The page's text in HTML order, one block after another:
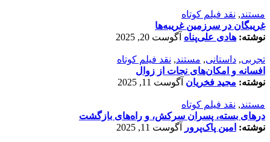
مستند, نقد فیلم کوتاه
غریبگان در سرزمین غریبه‌ها
نوشته: هادی علی‌پناه آگوست 20, 2025
تجربی, داستانی, مستند, نقد فیلم کوتاه
افسانه‌ و امکان‌های نجات از زوال
نوشته: مجید فخریان آگوست 11, 2025
مستند, نقد فیلم کوتاه
درهای بسته، پسران سرکش، و راه‌های بازگشت
نوشته: امین پاک‌پرور آگوست 11, 2025